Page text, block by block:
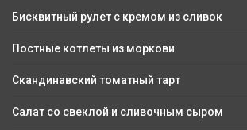
Бисквитный рулет с кремом из сливок
Постные котлеты из моркови
Скандинавский томатный тарт
Салат со свеклой и сливочным сыром